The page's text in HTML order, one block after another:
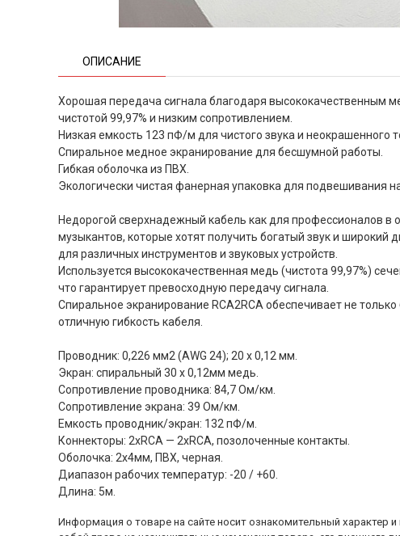
ОПИСАНИЕ
Хорошая передача сигнала благодаря высококачественным
чистотой 99,97% и низким сопротивлением.
Низкая емкость 123 пФ/м для чистого звука и неокрашенного
Спиральное медное экранирование для бесшумной работы.
Гибкая оболочка из ПВХ.
Экологически чистая фанерная упаковка для подвешивания
Недорогой сверхнадежный кабель как для профессионалов в
музыкантов, которые хотят получить богатый звук и широкий
для различных инструментов и звуковых устройств.
Используется высококачественная медь (чистота 99,97%)
что гарантирует превосходную передачу сигнала.
Спиральное экранирование RCA2RCA обеспечивает не
отличную гибкость кабеля.
Проводник: 0,226 мм2 (AWG 24); 20 x 0,12 мм.
Экран: спиральный 30 x 0,12мм медь.
Сопротивление проводника: 84,7 Ом/км.
Сопротивление экрана: 39 Ом/км.
Емкость проводник/экран: 132 пФ/м.
Коннекторы: 2хRCA — 2хRCA, позолоченные контакты.
Оболочка: 2х4мм, ПВХ, черная.
Диапазон рабочих температур: -20 / +60.
Длина: 5м.
Информация о товаре на сайте носит ознакомительный характер